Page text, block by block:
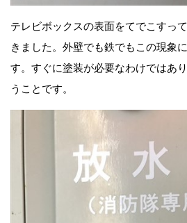
テレビボックスの表面をてでこすっ
きました。外壁でも鉄でもこの現象
す。すぐに塗装が必要なわけではあ
うことです。